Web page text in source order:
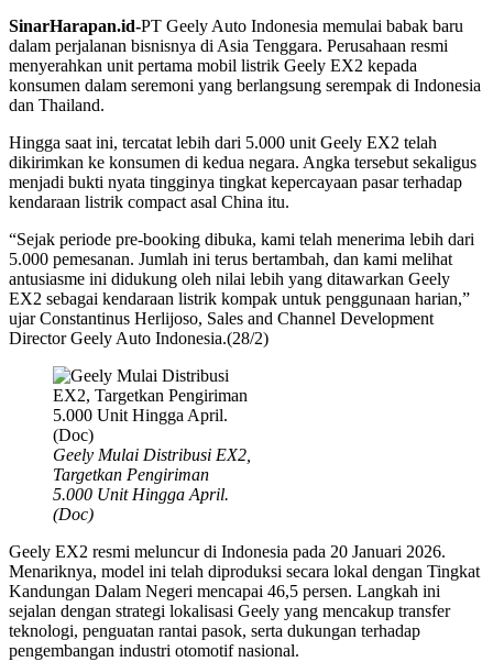
SinarHarapan.id-PT Geely Auto Indonesia memulai babak baru
dalam perjalanan bisnisnya di Asia Tenggara. Perusahaan resmi
menyerahkan unit pertama mobil listrik Geely EX2 kepada
konsumen dalam seremoni yang berlangsung serempak di Indonesia
dan Thailand.
Hingga saat ini, tercatat lebih dari 5.000 unit Geely EX2 telah
dikirimkan ke konsumen di kedua negara. Angka tersebut sekaligus
menjadi bukti nyata tingginya tingkat kepercayaan pasar terhadap
kendaraan listrik compact asal China itu.
“Sejak periode pre-booking dibuka, kami telah menerima lebih dari
5.000 pemesanan. Jumlah ini terus bertambah, dan kami melihat
antusiasme ini didukung oleh nilai lebih yang ditawarkan Geely
EX2 sebagai kendaraan listrik kompak untuk penggunaan harian,”
ujar Constantinus Herlijoso, Sales and Channel Development
Director Geely Auto Indonesia.(28/2)
Geely Mulai Distribusi EX2,
Targetkan Pengiriman
5.000 Unit Hingga April.
(Doc)
Geely EX2 resmi meluncur di Indonesia pada 20 Januari 2026.
Menariknya, model ini telah diproduksi secara lokal dengan Tingkat
Kandungan Dalam Negeri mencapai 46,5 persen. Langkah ini
sejalan dengan strategi lokalisasi Geely yang mencakup transfer
teknologi, penguatan rantai pasok, serta dukungan terhadap
pengembangan industri otomotif nasional.